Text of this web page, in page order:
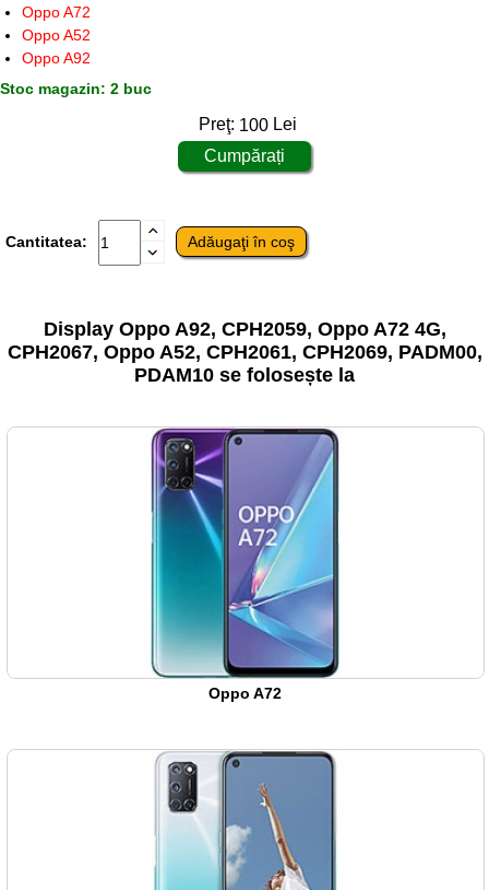
Oppo A72
Oppo A52
Oppo A92
Stoc magazin: 2 buc
Preţ: 100Lei
Cantitatea:
Display Oppo A92, CPH2059, Oppo A72 4G,
CPH2067, Oppo A52, CPH2061, CPH2069, PADM00,
PDAM10 se folosește la
Oppo A72